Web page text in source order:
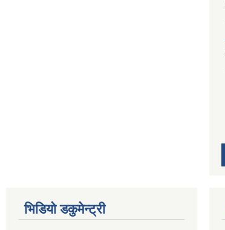
भिडियो डकुमेन्ट्री